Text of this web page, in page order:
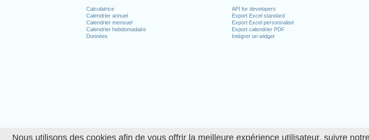
Nous utilisons des cookies afin de vous offrir la meilleure expérience utilisateur, suivre
Calculatrice
Calendrier annuel
Calendrier mensuel
Calendrier hebdomadaire
Données
API for developers
Export Excel standard
Export Excel personnalisé
Export calendrier PDF
Intégrer un widget